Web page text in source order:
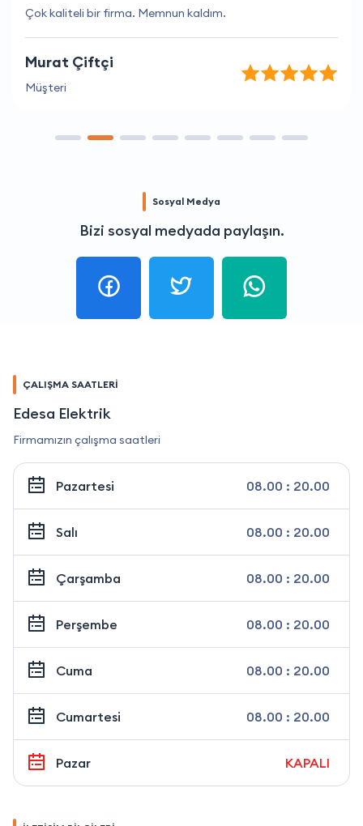
Çok kaliteli bir firma. Memnun kaldım.
Murat Çiftçi
Müşteri
Sosyal Medya
Bizi sosyal medyada paylaşın.
ÇALIŞMA SAATLERİ
Edesa Elektrik
Firmamızın çalışma saatleri
Pazartesi 08.00 : 20.00
Salı 08.00 : 20.00
Çarşamba 08.00 : 20.00
Perşembe 08.00 : 20.00
Cuma 08.00 : 20.00
Cumartesi 08.00 : 20.00
Pazar KAPALI